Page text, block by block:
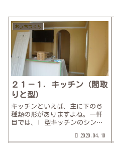
おうちつくり
２１－１．キッチン（間取
りと型）
キッチンといえば、主に下の６
種類の形がありますよね。一軒
目では、I 型キッチンのシンク
オープン型。で、背面に棚を置
2020.04.10